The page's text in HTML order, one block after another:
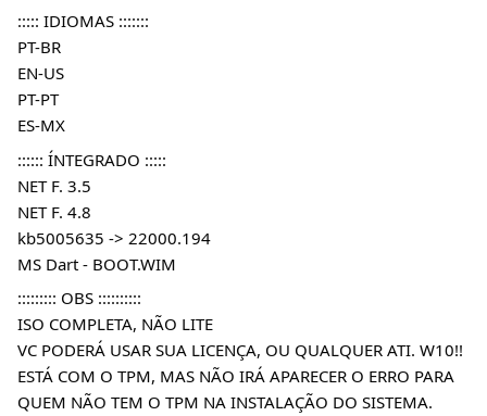
::::: IDIOMAS :::::::
PT-BR
EN-US
PT-PT
ES-MX
:::::: ÍNTEGRADO :::::
NET F. 3.5
NET F. 4.8
kb5005635 -> 22000.194
MS Dart - BOOT.WIM
::::::::: OBS ::::::::::
ISO COMPLETA, NÃO LITE
VC PODERÁ USAR SUA LICENÇA, OU QUALQUER ATI. W10!!
ESTÁ COM O TPM, MAS NÃO IRÁ APARECER O ERRO PARA
QUEM NÃO TEM O TPM NA INSTALAÇÃO DO SISTEMA.